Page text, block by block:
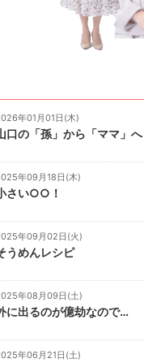
年01月01日(木)
口の「孫」から「ママ」へ
年09月18日(木)
さい○○！
年09月02日(火)
うめんレシピ
年08月09日(土)
に出るのが億劫なので…
年06月21日(土)